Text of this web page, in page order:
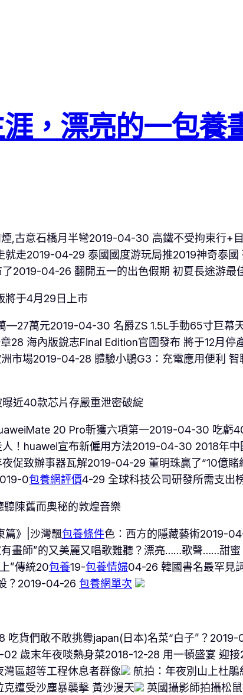
，漂亮的一包養
,古意石橋月半彎2019-04-30 高鐵不受拘束行
就走2019-04-29 泰國國度游玩局推2019神奇泰
2019-04-26 翻開五一的出色假期 初夏長途游最
將于4月29日上市
—27萬元2019-04-30 名爵ZS 1.5L手動65寸巨幕
28 海內版銳志Final Edition官圖發布 將于12月
市場2019-04-28 體驗小鵬G3：充電應用便利
近40款芯片存嚴重泄密破綻
20 Pro斬獲六項第一2019-04-30 吃
！huawei宣布新僱用方法2019-04-30 2018年
促致辦事器瓦解2019-04-29 董明珠贏了“10億
0包養網評價4-29 全球科技公司研發所需支出
聽陳舊而奧秘的敦煌音樂
篇》|沙灣飄包養條件色：西方的隱藏藝術2019-
有畫師”的又美麗又唱歌難聽？漂亮……歌聲……甜
”傳統20包養19-包養情婦04-26 韓國書名最罕見
？2019-04-26 包養網單次
吃貨們敢不敢挑釁japan(日本)名菜“白子”？2019-
歲末年夜啖熱身菜2018-12-28 用一頓盛宴 迎
灣區超等工程休息者群像 航拍：年夜別山上杜鵑
克遭受沙塵暴襲擊 黃沙漫天 英國攝影師拍攝松